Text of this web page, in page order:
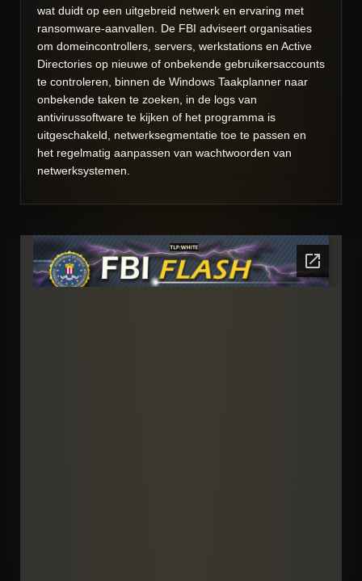
wat duidt op een uitgebreid netwerk en ervaring met
ransomware-aanvallen. De FBI adviseert organisaties
om domeincontrollers, servers, werkstations en Active
Directories op nieuwe of onbekende gebruikersaccounts
te controleren, binnen de Windows Taakplanner naar
onbekende taken te zoeken, in de logs van
antivirussoftware te kijken of het programma is
uitgeschakeld, netwerksegmentatie toe te passen en
het regelmatig aanpassen van wachtwoorden van
netwerksystemen.